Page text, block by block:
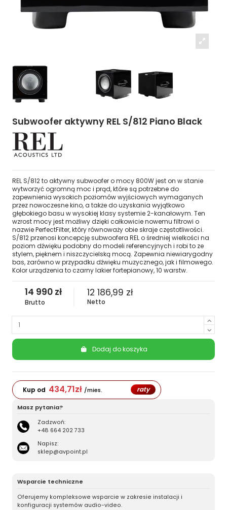
Subwoofer aktywny REL S/812 Piano Black
REL S/812 to aktywny subwoofer o mocy 800W jest on w stanie
wytworzyć ogromną moc i prąd, które są potrzebne do
zapewnienia wysokich poziomów wyjściowych wymaganych
przez nowoczesne kino, a także do uzyskania wyjątkowo
głębokiego basu w wysokiej klasy systemie 2-kanałowym. Ten
wzrost mocy jest możliwy dzięki całkowicie nowemu filtrowi o
nazwie PerfectFilter, który równoważy obie skraje częstotliwości.
S/812 przenosi koncepcję subwoofera REL o średniej wielkości na
poziom dźwięku podobny do modeli referencyjnych i robi to ze
stylem, pięknem i niszczycielską mocą. Zapewnia niewiarygodny
bas, zarówno w przypadku dźwięku muzycznego, jak i filmowego.
Kolor urządzenia to czarny lakier fortepianowy, 10 warstw.
14 990 zł
Brutto
12 186,99 zł
Netto
Dodaj do koszyka
Kup od 434,71zł /mies. raty
Masz pytania?
Zadzwoń:
+48 664 202 733
Napisz:
sklep@avpoint.pl
Wsparcie techniczne
Oferujemy kompleksowe wsparcie w zakresie instalacji i
konfiguracji systemów audio-video.